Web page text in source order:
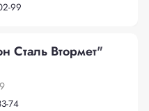
99
Сталь Втормет"
74